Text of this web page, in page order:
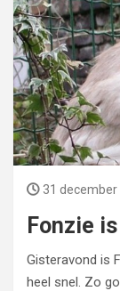
31 december
Fonzie
Gisteravond is
heel snel. Zo